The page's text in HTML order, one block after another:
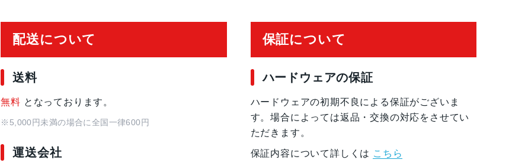
配送について
送料
無料 となっております。
※5,000円未満の場合に全国一律600円
運送会社
保証について
ハードウェアの保証
ハードウェアの初期不良による保証がございま
す。場合によっては返品・交換の対応をさせてい
ただきます。
保証内容について詳しくは こちら